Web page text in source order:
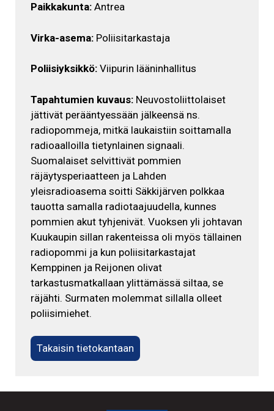
Paikkakunta: Antrea
Virka-asema: Poliisitarkastaja
Poliisiyksikkö: Viipurin lääninhallitus
Tapahtumien kuvaus: Neuvostoliittolaiset
jättivät perääntyessään jälkeensä ns.
radiopommeja, mitkä laukaistiin soittamalla
radioaalloilla tietynlainen signaali.
Suomalaiset selvittivät pommien
räjäytysperiaatteen ja Lahden
yleisradioasema soitti Säkkijärven polkkaa
tauotta samalla radiotaajuudella, kunnes
pommien akut tyhjenivät. Vuoksen yli johtavan
Kuukaupin sillan rakenteissa oli myös tällainen
radiopommi ja kun poliisitarkastajat
Kemppinen ja Reijonen olivat
tarkastusmatkallaan ylittämässä siltaa, se
räjähti. Surmaten molemmat sillalla olleet
poliisimiehet.
Takaisin tietokantaan